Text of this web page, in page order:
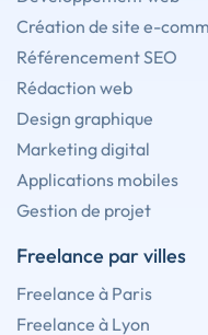
Création de site e-
Référencement SEO
Rédaction web
Design graphique
Marketing digital
Applications mobiles
Gestion de projet
Freelance par villes
Freelance à Paris
Freelance à Lyon